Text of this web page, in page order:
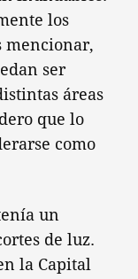
los
mencionar,
ser
áreas
que lo
como
un
de luz.
la Capital